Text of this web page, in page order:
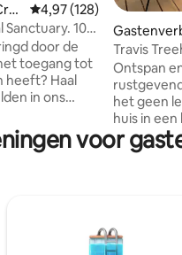
recensies
Gemiddelde
4,97 (128)
Sanctuary. 10
door de
toegang tot
heeft? Haal
in ons
We
hebt om te
ten oosten
naar het
Travis
Ontspan
het geen
huis in
grenst
stijl en
je binnen.
voor